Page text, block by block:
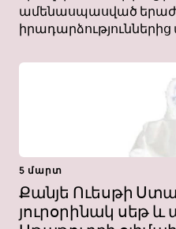
ամենասպասված
իրադարձություններից
5 մարտ
Քանյե Ուեսթի
յուրօրինակ սեթ և